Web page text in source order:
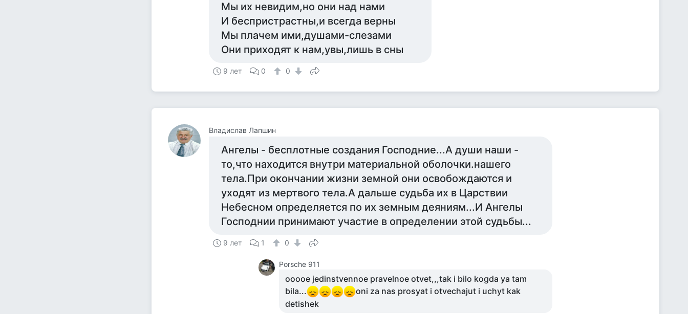
Мы их невидим,но они над нами
И беспристрастны,и всегда верны
Мы плачем ими,душами-слезами
Они приходят к нам,увы,лишь в сны
9 лет 0 0
Владислав Лапшин
Ангелы - бесплотные создания Господние...А души наши -
то,что находится внутри материальной оболочки.нашего
тела.При окончании жизни земной они освобождаются и
уходят из мертвого тела.А дальше судьба их в Царствии
Небесном определяется по их земным деяниям...И Ангелы
Господнии принимают участие в определении этой судьбы...
9 лет 1 0
Porsche 911
ooooe jedinstvennoe pravelnoe otvet,,,tak i bilo kogda ya tam
bila...
oni za nas prosyat i otvechajut i uchyt kak
detishek